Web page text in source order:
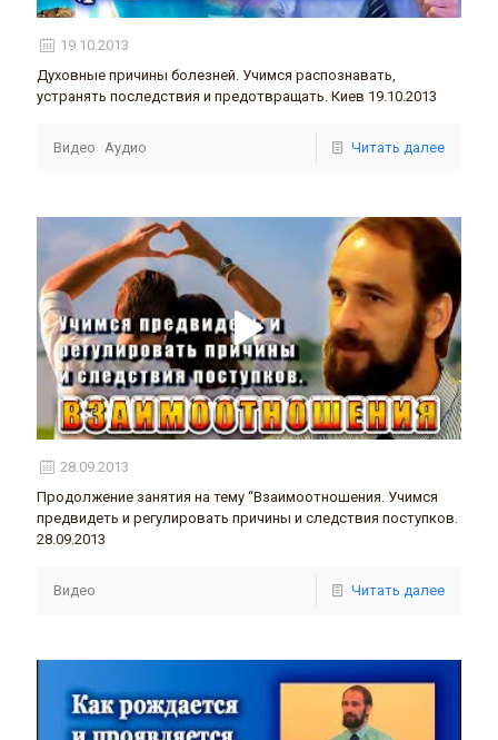
19.10.2013
Духовные причины болезней. Учимся распознавать,
устранять последствия и предотвращать. Киев 19.10.2013
Видео Аудио Читать далее
28.09.2013
Продолжение занятия на тему “Взаимоотношения. Учимся
предвидеть и регулировать причины и следствия поступков.
28.09.2013
Видео Читать далее